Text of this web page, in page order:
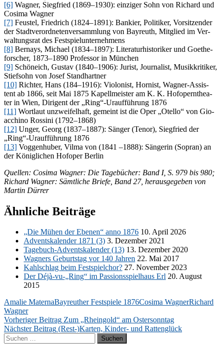
[6] Wag­ner, Sieg­fried (1869–1930): ein­zi­ger Sohn von Ri­chard und
Co­si­ma Wagner
[7] Feus­tel, Fried­rich (1824–1891): Ban­kier, Po­li­ti­ker, Vor­sit­zen­der
der Stadt­ver­ord­ne­ten­ver­samm­lung von Bay­reuth, Mit­glied im Ver­
wal­tungs­rat des Festspielunternehmens
[8] Ber­nays, Mi­cha­el (1834–1897): Li­te­ra­tur­his­to­ri­ker und Goe­the­
for­scher, 1873–1890 Pro­fes­sor in München
[9] Schön­eich, Gus­tav (1840–1906): Ju­rist, Jour­na­list, Mu­sik­kri­ti­ker,
Stief­sohn von Jo­sef Standhartner
[10] Rich­ter, Hans (184–1916): Vio­lo­nist, Hor­nist, Wag­ner-As­sis­
tent ab 1866, seit Mai 1875 Ka­pell­meis­ter am K. K. Hof­opern­thea­
ter in Wien, Di­ri­gent der „Ring“-Uraufführung 1876
[11] Wort­laut un­zwei­fel­haft, ge­meint ist die Oper „Otel­lo“ von Gio­
ac­chi­no Ros­si­ni (1792–1868)
[12] Un­ger, Ge­org (1837–1887): Sän­ger (Te­nor), Sieg­fried der
„Ring“-Uraufführung 1876
[13] Vog­gen­hu­ber, Vil­ma von (1841 –1888): Sän­ge­rin (So­pran) an
der Kö­nig­li­chen Hof­oper Berlin
Quel­len: Co­si­ma Wag­ner: Die Ta­ge­bü­cher: Band I, S. 979 bis 980;
Ri­chard Wag­ner: Sämt­li­che Brie­fe, Band 27, her­aus­ge­ge­ben von
Mar­tin Dürrer
Ähnliche Beiträge
„Die Mü­hen der Ebe­nen“ anno 1876 10. April 2026
Ad­vents­ka­len­der 1871 (3) 3. De­zem­ber 2021
Ta­ge­buch-Ad­vents­ka­len­der (13) 13. De­zem­ber 2020
Wag­ners Ge­burts­tag vor 140 Jah­ren 22. Mai 2017
Kahl­schlag beim Fest­spiel­chor? 27. No­vem­ber 2023
Der Déjà-vu-„Ring“ im Pas­si­ons­spiel­haus Erl 20. Au­gust
2015
Amalie MaternaBayreuther Festspiele 1876Cosima WagnerRichard
Wagner
Beitragsnavigation
Vorheriger Beitrag Zum „Rheingold“ am Ostersonntag
Nächster Beitrag (Rest-)Karten, Kinder- und Rattenglück
Suchen
nach: